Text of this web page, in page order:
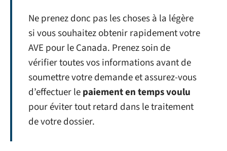
Ne prenez donc pas les choses à la légère
si vous souhaitez obtenir rapidement votre
AVE pour le Canada. Prenez soin de
vérifier toutes vos informations avant de
soumettre votre demande et assurez-vous
d’effectuer lepaiement en temps voulu
pour éviter tout retard dans le traitement
de votre dossier.